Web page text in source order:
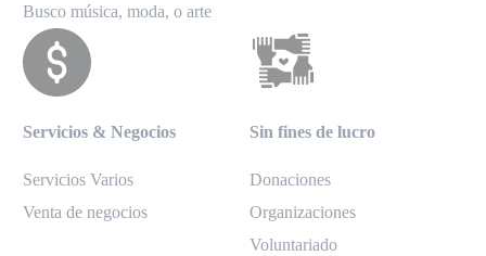
Busco música, moda, o arte
Servicios & Negocios
Servicios Varios
Venta de negocios
Sin fines de lucro
Donaciones
Organizaciones
Voluntariado